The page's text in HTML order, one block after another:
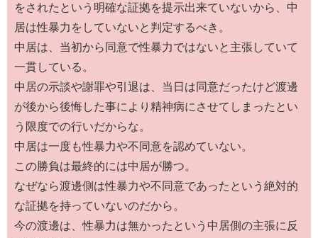
をされたという明確な証拠を提示出来ていないから、中
居は性暴力をしていないと判定するべき。
中居は、当初から同意で性暴力ではないと主張していて
一貫している。
中居の示談や謝罪や引退は、当日は同意だったけど渡邊
が後から後悔した事により精神病にさせてしまったとい
う限度での行いだからな。
中居は一度も性暴力や不同意を認めていない。
この勝負は最終的には中居が勝つ。
なぜなら渡邊側は性暴力や不同意であったという絶対的
な証拠を持っていないのだから。
今の渡邊は、性暴力は無かったという中居側の主張に反